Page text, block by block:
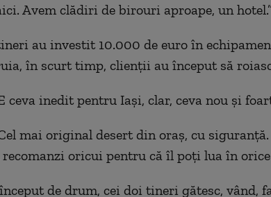
i. Avem clădiri de birouri aproape, un
au investit 10.000 de euro în
în scurt timp, clienţii au început să
ceva inedit pentru Iași, clar, ceva nou și
el mai original desert din oraș, cu siguranță.
oricui pentru că îl poți lua în orice
de drum, cei doi tineri gătesc, vând,